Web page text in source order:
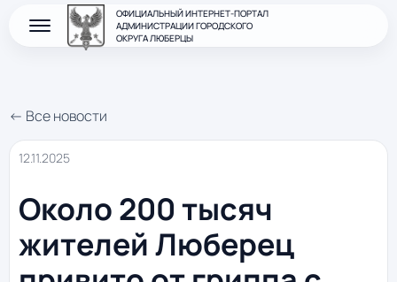
ОФИЦИАЛЬНЫЙ ИНТЕРНЕТ-ПОРТАЛ
АДМИНИСТРАЦИИ ГОРОДСКОГО
ОКРУГА ЛЮБЕРЦЫ
← Все новости
12.11.2025
Около 200 тысяч
жителей Люберец